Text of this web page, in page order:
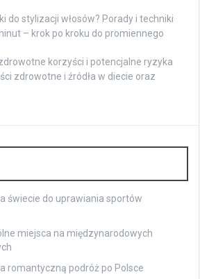
do stylizacji włosów? Porady i techniki
– krok po kroku do promiennego
korzyści i potencjalne ryzyka
zdrowotne i źródła w diecie oraz
świecie do uprawiania sportów
miejsca na międzynarodowych
romantyczną podróż po Polsce